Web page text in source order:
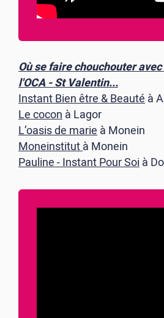
Où se faire chouchouter
l'OCA - St Valentin...
Instant Bien être & Beautéà
Le coconà Lagor
L’oasis de marieà Monein
Moneinstitutà Monein
Pauline - Instant Pour Soià